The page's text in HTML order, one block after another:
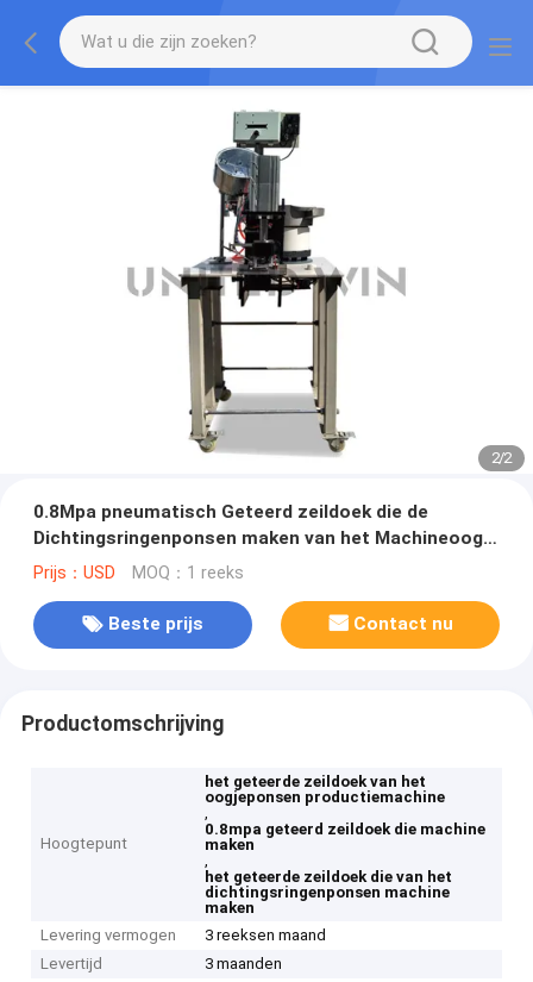
2/2
0.8Mpa pneumatisch Geteerd zeildoek die de
Dichtingsringenponsen maken van het Machineoogje
Automatisch
Prijs：USD MOQ：1 reeks
Beste prijs Contact nu
Productomschrijving
Hoogtepunt
het geteerde zeildoek van het
oogjeponsen productiemachine
,
0.8mpa geteerd zeildoek die machine
maken
,
het geteerde zeildoek die van het
dichtingsringenponsen machine
maken
Levering vermogen
3 reeksen maand
Levertijd
3 maanden